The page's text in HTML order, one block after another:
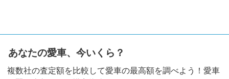
あなたの愛車、今いくら？
複数社の査定額を比較して愛車の最高額を調べよう！愛車